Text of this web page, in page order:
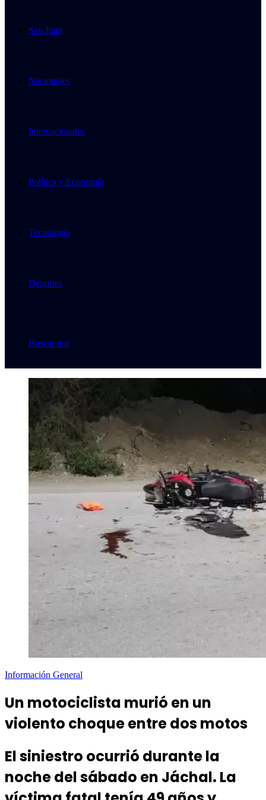
San Juan
Nacionales
Internacionales
Política y Economía
Tecnología
Deportes
Buscar por
Información General
Un motociclista murió en un
violento choque entre dos motos
El siniestro ocurrió durante la
noche del sábado en Jáchal. La